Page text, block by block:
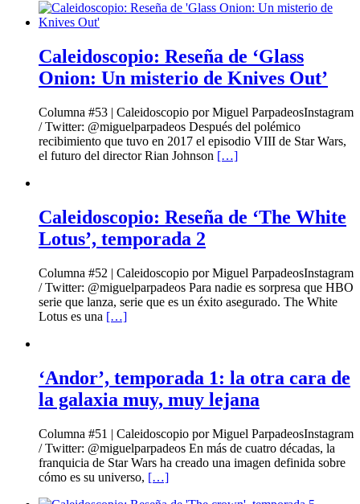
Caleidoscopio: Reseña de ‘Glass
Onion: Un misterio de Knives Out’
Columna #53 | Caleidoscopio por Miguel ParpadeosInstagram
/ Twitter: @miguelparpadeos Después del polémico
recibimiento que tuvo en 2017 el episodio VIII de Star Wars,
el futuro del director Rian Johnson […]
Caleidoscopio: Reseña de ‘The White
Lotus’, temporada 2
Columna #52 | Caleidoscopio por Miguel ParpadeosInstagram
/ Twitter: @miguelparpadeos Para nadie es sorpresa que HBO
serie que lanza, serie que es un éxito asegurado. The White
Lotus es una […]
‘Andor’, temporada 1: la otra cara de
la galaxia muy, muy lejana
Columna #51 | Caleidoscopio por Miguel ParpadeosInstagram
/ Twitter: @miguelparpadeos En más de cuatro décadas, la
franquicia de Star Wars ha creado una imagen definida sobre
cómo es su universo, […]